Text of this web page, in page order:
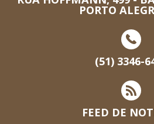
PORTO
(51) 3346-
FEED DE